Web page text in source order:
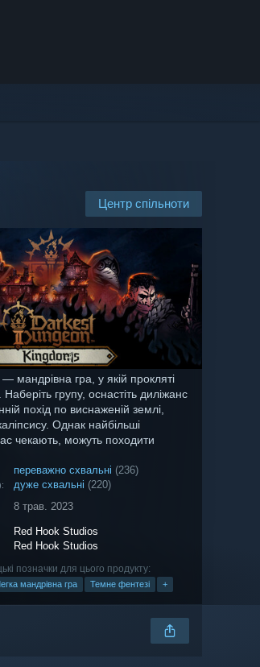
Центр спільноти
мандрівна гра, у якій прокляті
групу, оснастіть диліжанс
похід по виснаженій землі,
Однак найбільші
чекають, можуть походити
переважно схвальні (236)
дуже схвальні (220)
8 трав. 2023
Red Hook Studios
Red Hook Studios
позначки для цього продукту:
мандрівна гра Темне фентезі +